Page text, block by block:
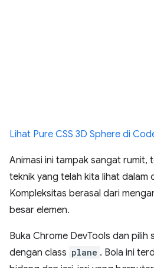
Lihat Pure CSS 3D Sphere di
Animasi ini tampak sangat rumit,
teknik yang telah kita lihat dalam
Kompleksitas berasal dari
besar elemen.
Buka Chrome DevTools dan pilih
dengan class plane . Bola ini